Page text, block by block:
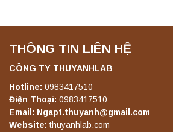
Yonglekang – Máy ly
Liên hệ
Máy ly tâm tốc độ thấp
Yonglekang – Thiết bị
Liên hệ
THÔNG TIN LIÊN HỆ
CÔNG TY THUYANHLAB
Hotline: 0983417510
Điện Thoại: 0983417510
Email: Ngapt.thuyanh@gmail.com
Website: thuyanhlab.com